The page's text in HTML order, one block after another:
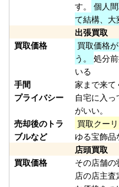
plamo20260124-
01（2026/02/28迄）
ホンデックス HE-
釣具買取クーポン
plamo20260124-
02（2026/02/28迄）
ホンデックス HE-
使用
釣具買取クーポン
plamo20260124-
（2026/02/28迄）
す。
個人
て結構、大
出張買取
買取価格
買取価格
う。 処分
いる
手間
家まで来て
プライバシー
自宅に入
がいい。
売却後のトラ
ブルなど
買取クー
ゆる宝飾品
店頭買取
買取価格
その店舗
店の店主